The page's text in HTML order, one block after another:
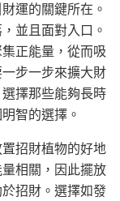
運的關鍵所在。
並且面對入口。
正能量，從而吸
步一步來擴大財
擇那些能夠長時
智的選擇。
招財植物的好地
相關，因此擺放
招財。選擇如發